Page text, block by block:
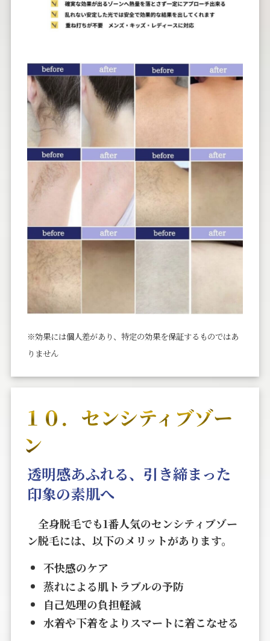
※効果には個⼈差があり、特定の効果を保証するものではあ
りません
１０．センシティブゾー
ン
透明感あふれる、引き締まった
印象の素肌へ
全身脱毛でも1番人気のセンシティブゾー
ン脱毛には、以下のメリットがあります。
不快感のケア
蒸れによる肌トラブルの予防
自己処理の負担軽減
水着や下着をよりスマートに着こなせる